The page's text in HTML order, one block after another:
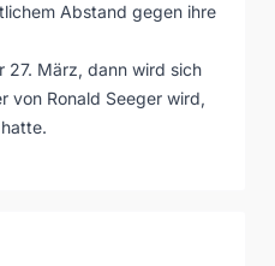
Abstand gegen ihre
27. März, dann wird sich
von Ronald Seeger wird,